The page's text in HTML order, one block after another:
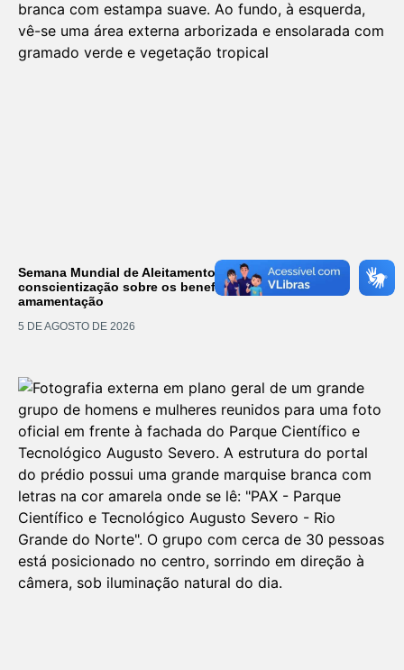
Semana Mundial de Aleitamento Materno promove
conscientização sobre os benefícios e desafios da
amamentação
5 DE AGOSTO DE 2026